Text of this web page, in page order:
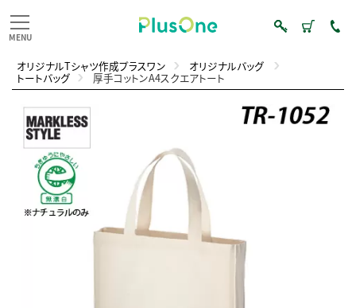
オリジナルTシャツ作成プラスワン オリジナルバッグ
トートバッグ 厚手コットンA4スクエアトート